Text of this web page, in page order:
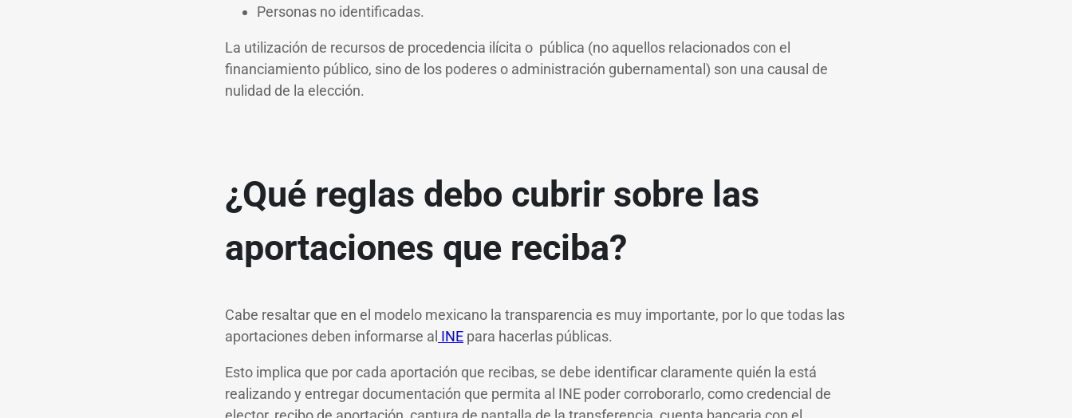
Personas no identificadas.
La utilización de recursos de procedencia ilícita o pública (no aquellos relacionados con el
financiamiento público, sino de los poderes o administración gubernamental) son una causal de
nulidad de la elección.
¿Qué reglas debo cubrir sobre las
aportaciones que reciba?
Cabe resaltar que en el modelo mexicano la transparencia es muy importante, por lo que todas las
aportaciones deben informarse al INE para hacerlas públicas.
Esto implica que por cada aportación que recibas, se debe identificar claramente quién la está
realizando y entregar documentación que permita al INE poder corroborarlo, como credencial de